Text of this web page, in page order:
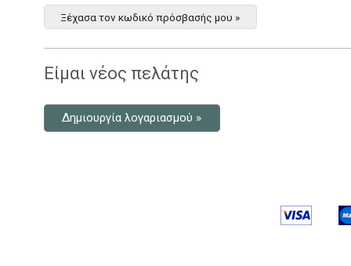
Ξέχασα τον κωδικό πρόσβασής μου »
Είμαι νέος πελάτης
Δημιουργία λογαριασμού »